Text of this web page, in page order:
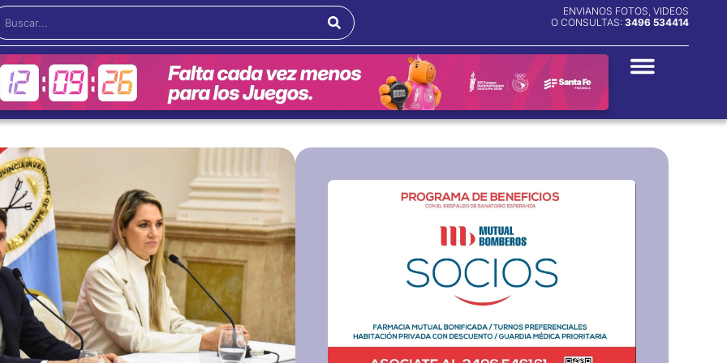
ENVIANOS FOTOS, VIDEOS
O CONSULTAS: 3496 534414